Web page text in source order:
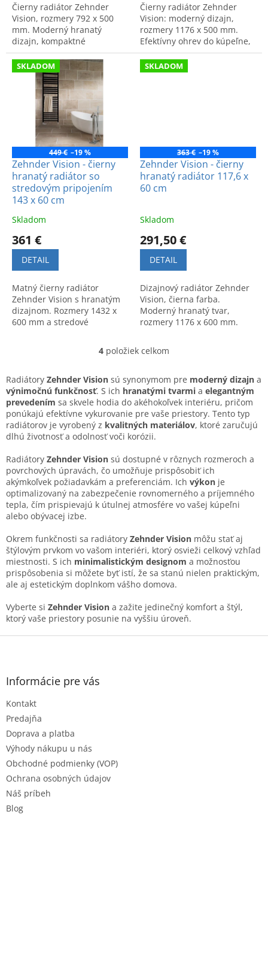
Čierny radiátor Zehnder
Vision, rozmery 792 x 500
mm. Moderný hranatý
dizajn, kompaktné
vyhotovenie a kvalitné
materiály pre kúpeľňové
priestory.
Čierny radiátor Zehnder
Vision: moderný dizajn,
rozmery 1176 x 500 mm.
Efektívny ohrev do kúpeľne,
kvalitné spracovanie a
praktické pripojenie.
SKLADOM
449 € –19 %
Zehnder Vision - čierny
hranatý radiátor so
stredovým pripojením
143 x 60 cm
Skladom
361 €
DETAIL
Matný čierny radiátor
Zehnder Vision s hranatým
dizajnom. Rozmery 1432 x
600 mm a stredové
SKLADOM
363 € –19 %
Zehnder Vision - čierny
hranatý radiátor 117,6 x
60 cm
Skladom
291,50 €
DETAIL
Dizajnový radiátor Zehnder
Vision, čierna farba.
Moderný hranatý tvar,
rozmery 1176 x 600 mm.
interiéru.
O
l
á
d
a
c
i
p
r
v
k
y
p
i
s
u
4 položiek celkom
Radiátory Zehnder Vision sú synonymom pre moderný dizajn a
výnimočnú funkčnosť. S ich hranatými tvarmi a elegantným
prevedením sa skvele hodia do akéhokoľvek interiéru, pričom
ponúkajú efektívne vykurovanie pre vaše priestory. Tento typ
radiátorov je vyrobený z kvalitných materiálov, ktoré zaručujú
dlhú životnosť a odolnosť voči korózii.
Radiátory Zehnder Vision sú dostupné v rôznych rozmeroch a
povrchových úpravách, čo umožňuje prispôsobiť ich
akýmkoľvek požiadavkám a preferenciám. Ich výkon je
optimalizovaný na zabezpečenie rovnomerného a príjemného
tepla, čím prispievajú k útulnej atmosfére vo vašej kúpeľni
alebo obývacej izbe.
Okrem funkčnosti sa radiátory Zehnder Vision môžu stať aj
štýlovým prvkom vo vašom interiéri, ktorý osvieži celkový vzhľad
miestnosti. S ich minimalistickým designom a možnosťou
prispôsobenia si môžete byť istí, že sa stanú nielen praktickým,
ale aj estetickým doplnkom vášho domova.
Vyberte si Zehnder Vision a zažite jedinečný komfort a štýl,
ktorý vaše priestory posunie na vyššiu úroveň.
Z
Informácie pre vás
Kontakt
Predajňa
Doprava a platba
Výhody nákupu u nás
Obchodné podmienky (VOP)
Ochrana osobných údajov
Náš príbeh
Blog